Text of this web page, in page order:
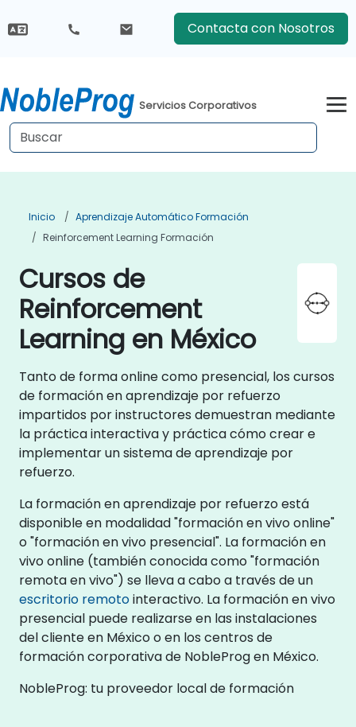
Contacta con Nosotros
Servicios Corporativos
Inicio
Aprendizaje Automático Formación
Reinforcement Learning Formación
Cursos de
Reinforcement
Learning en México
Tanto de forma online como presencial, los cursos
de formación en aprendizaje por refuerzo
impartidos por instructores demuestran mediante
la práctica interactiva y práctica cómo crear e
implementar un sistema de aprendizaje por
refuerzo.
La formación en aprendizaje por refuerzo está
disponible en modalidad "formación en vivo online"
o "formación en vivo presencial". La formación en
vivo online (también conocida como "formación
remota en vivo") se lleva a cabo a través de un
escritorio remotointeractivo. La formación en vivo
presencial puede realizarse en las instalaciones
del cliente en México o en los centros de
formación corporativa de NobleProg en México.
NobleProg: tu proveedor local de formación